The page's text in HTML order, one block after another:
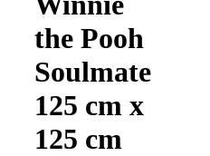
the Pooh
Soulmate
125 cm x
125 cm